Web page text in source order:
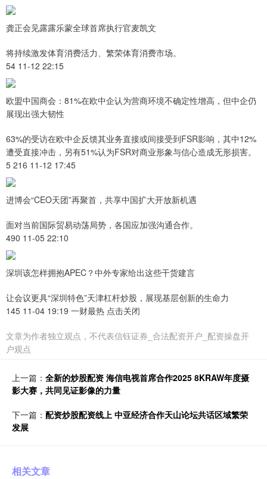
龚正会见露露乐蒙全球首席执行官麦凯文
将持续激发体育消费活力、繁荣体育消费市场。
54 11-12 22:15
欧盟中国商会：81%在欧中企认为营商环境不确定性增高，但中企仍
展现出强大韧性
63%的受访在欧中企反馈其业务直接或间接受到FSR影响，其中12%
遭受直接冲击，另有51%认为FSR对商业形象与信心造成无形损害。
5 216 11-12 17:45
进博会“CEO天团”再聚首，共享中国扩大开放新机遇
面对当前国际贸易动荡局势，各国应加强沟通合作。
490 11-05 22:10
深圳该怎样拥抱APEC？中外专家给出这些干货建言
让会议更具“深圳特色”天津杠杆炒股，展现基层创新的生命力
145 11-04 19:19 一财最热 点击关闭
文章为作者独立观点，不代表信钰证券_合法配资开户_配资操盘开
户观点
上一篇： 全新的炒股配资 海信电视首席合作2025 8KRAW年度摄
影大赛，共同见证影像的力量
下一篇： 配资炒股配资线上 中亚经济合作天山论坛共话区域繁荣
发展
相关文章